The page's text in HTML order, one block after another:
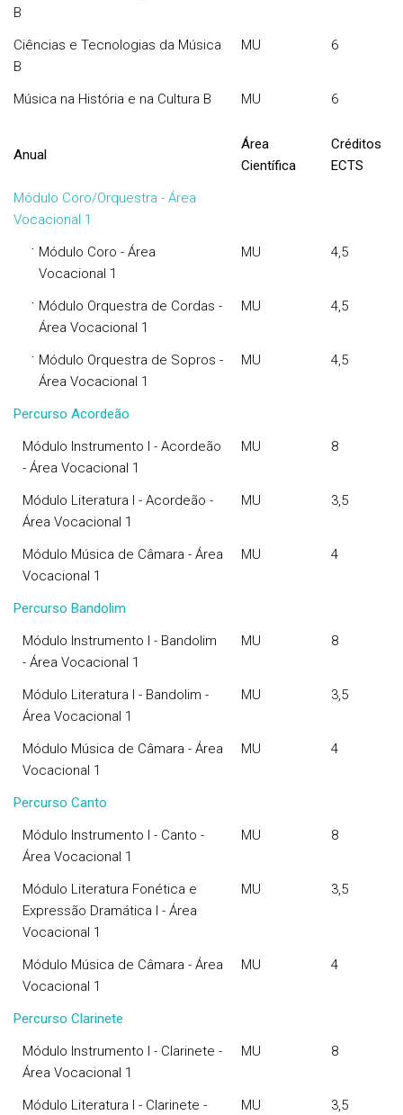
B
Ciências e Tecnologias da Música
B
MU 6
Música na História e na Cultura B MU 6
Anual
Área
Científica
Créditos
ECTS
Módulo Coro/Orquestra - Área
Vocacional 1
· Módulo Coro - Área
Vocacional 1
MU 4,5
· Módulo Orquestra de Cordas -
Área Vocacional 1
MU 4,5
· Módulo Orquestra de Sopros -
Área Vocacional 1
MU 4,5
Percurso Acordeão
Módulo Instrumento I - Acordeão
- Área Vocacional 1
MU 8
Módulo Literatura I - Acordeão -
Área Vocacional 1
MU 3,5
Módulo Música de Câmara - Área
Vocacional 1
MU 4
Percurso Bandolim
Módulo Instrumento I - Bandolim
- Área Vocacional 1
MU 8
Módulo Literatura I - Bandolim -
Área Vocacional 1
MU 3,5
Módulo Música de Câmara - Área
Vocacional 1
MU 4
Percurso Canto
Módulo Instrumento I - Canto -
Área Vocacional 1
MU 8
Módulo Literatura Fonética e
Expressão Dramática I - Área
Vocacional 1
MU 3,5
Módulo Música de Câmara - Área
Vocacional 1
MU 4
Percurso Clarinete
Módulo Instrumento I - Clarinete -
Área Vocacional 1
MU 8
Módulo Literatura I - Clarinete -
MU 3,5